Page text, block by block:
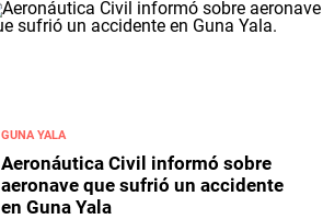
GUNA YALA
Aeronáutica Civil informó sobre
aeronave que sufrió un accidente
en Guna Yala